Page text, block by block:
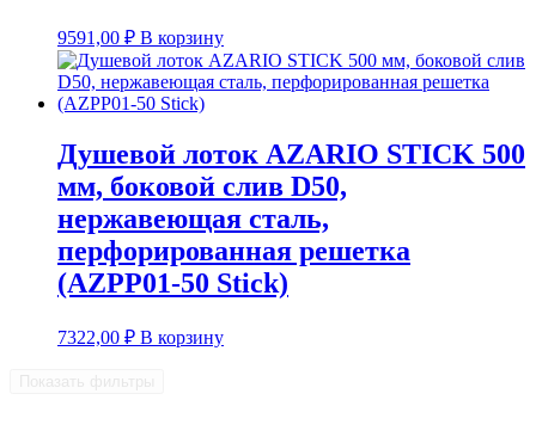
9591,00 ₽ В корзину
Душевой лоток AZARIO STICK 500
мм, боковой слив D50,
нержавеющая сталь,
перфорированная решетка
(AZPP01-50 Stick)
7322,00 ₽ В корзину